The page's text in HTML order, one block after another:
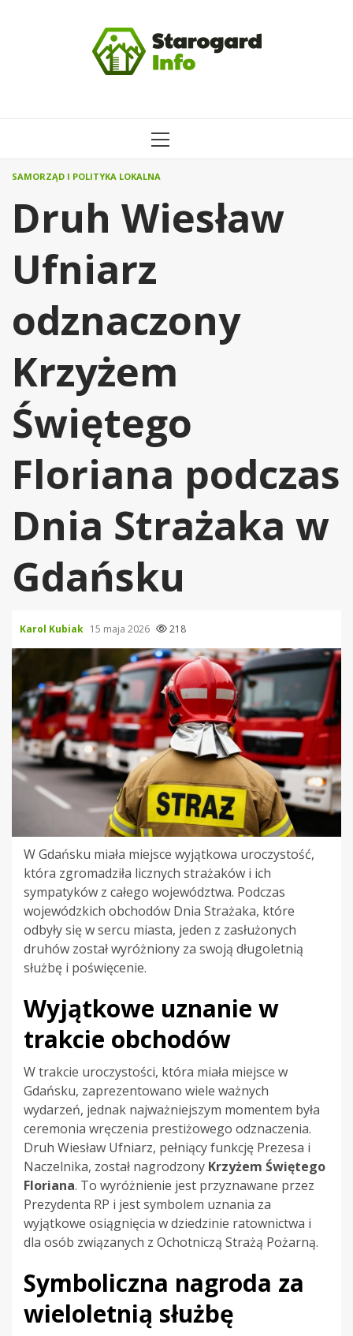
MENU
SAMORZĄD I POLITYKA LOKALNA
Druh Wiesław
Ufniarz
odznaczony
Krzyżem
Świętego
Floriana podczas
Dnia Strażaka w
Gdańsku
Karol Kubiak 15 maja 2026 218
W Gdańsku miała miejsce wyjątkowa uroczystość,
która zgromadziła licznych strażaków i ich
sympatyków z całego województwa. Podczas
wojewódzkich obchodów Dnia Strażaka, które
odbyły się w sercu miasta, jeden z zasłużonych
druhów został wyróżniony za swoją długoletnią
służbę i poświęcenie.
Wyjątkowe uznanie w
trakcie obchodów
W trakcie uroczystości, która miała miejsce w
Gdańsku, zaprezentowano wiele ważnych
wydarzeń, jednak najważniejszym momentem była
ceremonia wręczenia prestiżowego odznaczenia.
Druh Wiesław Ufniarz, pełniący funkcję Prezesa i
Naczelnika, został nagrodzony Krzyżem Świętego
Floriana. To wyróżnienie jest przyznawane przez
Prezydenta RP i jest symbolem uznania za
wyjątkowe osiągnięcia w dziedzinie ratownictwa i
dla osób związanych z Ochotniczą Strażą Pożarną.
Symboliczna nagroda za
wieloletnią służbę